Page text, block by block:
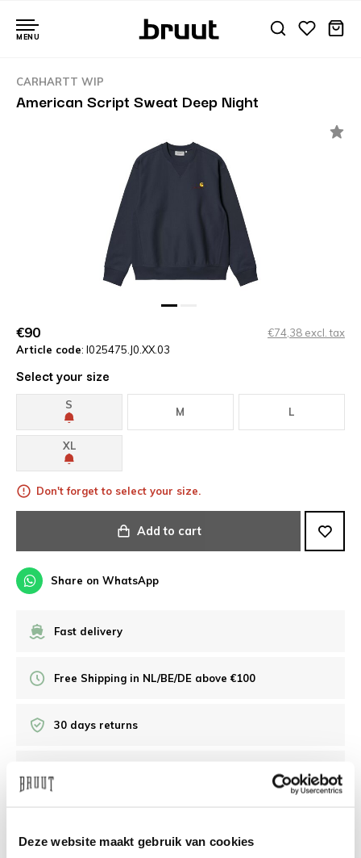
Deze website maakt gebruik van cookies
MENU
CARHARTT WIP
American Script Sweat Deep Night
€90
€74,38 excl. tax
Article code: I025475.J0.XX.03
Select your size
S
M L
XL
Don't forget to select your size.
Add to cart
Share on WhatsApp
Fast delivery
Free Shipping in NL/BE/DE above €100
30 days returns
Need help?We're glad to help